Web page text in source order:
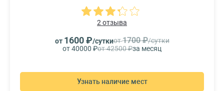
2 отзыва
от 1600 ₽/суткиот1700 ₽/сутки
от 40000 ₽от 42500 ₽за месяц
Узнать наличие мест